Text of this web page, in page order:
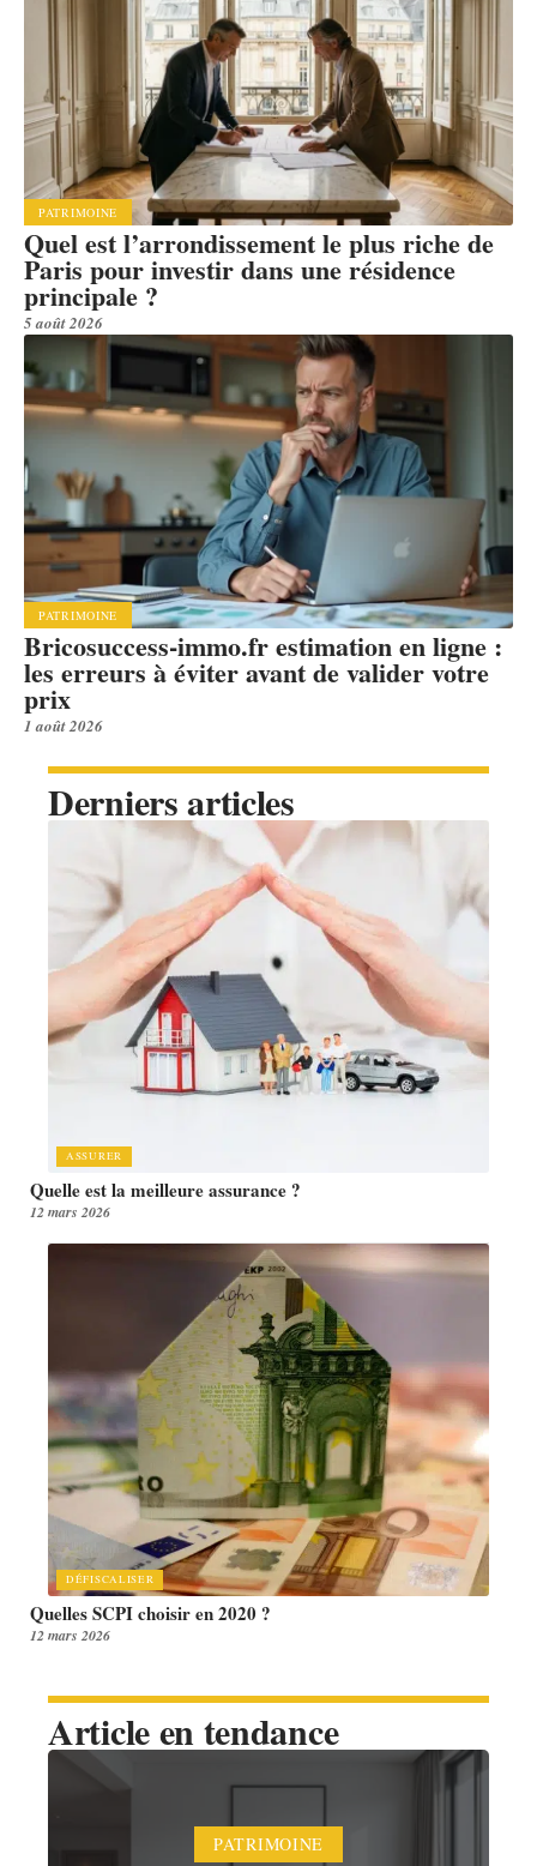
PATRIMOINE
Quel est l’arrondissement le plus riche de
Paris pour investir dans une résidence
principale ?
5 août 2026
PATRIMOINE
Bricosuccess-immo.fr estimation en ligne :
les erreurs à éviter avant de valider votre
prix
1 août 2026
Derniers articles
ASSURER
Quelle est la meilleure assurance ?
12 mars 2026
DÉFISCALISER
Quelles SCPI choisir en 2020 ?
12 mars 2026
Article en tendance
PATRIMOINE